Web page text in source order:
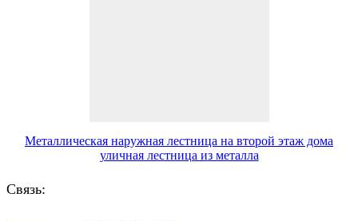
Металлическая наружная лестница на второй этаж дома
уличная лестница из металла
Связь: